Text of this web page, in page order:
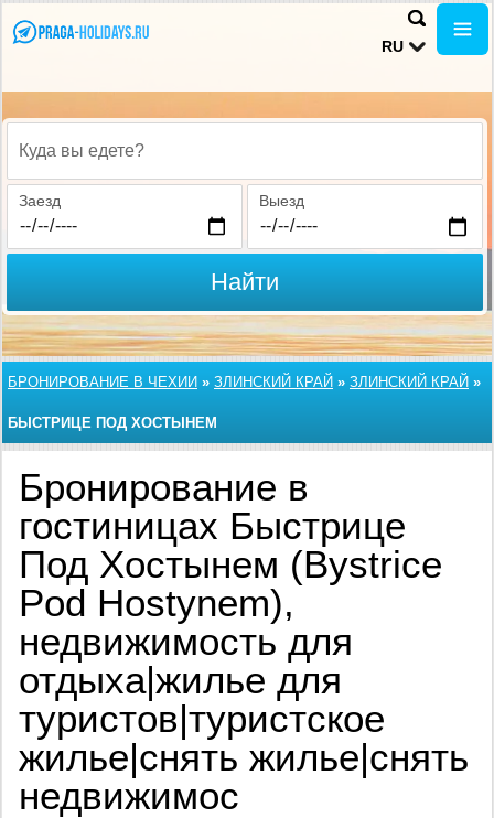
RU
Куда вы едете?
Заезд Выезд
Найти
БРОНИРОВАНИЕ В ЧЕХИИ » ЗЛИНСКИЙ КРАЙ » ЗЛИНСКИЙ КРАЙ »
БЫСТРИЦЕ ПОД ХОСТЫНЕМ
Бронирование в
гостиницах Быстрице
Под Хостынем (Bystrice
Pod Hostynem),
недвижимость для
отдыха|жилье для
туристов|туристское
жилье|снять жилье|снять
недвижимос